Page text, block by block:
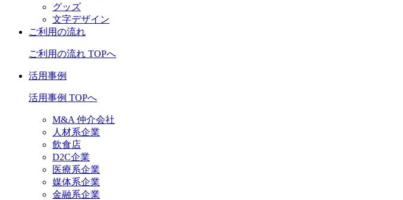
グッズ
文字デザイン
ご利用の流れ
ご利用の流れ TOPへ
活用事例
活用事例 TOPへ
M&A 仲介会社
人材系企業
飲食店
D2C企業
医療系企業
媒体系企業
金融系企業